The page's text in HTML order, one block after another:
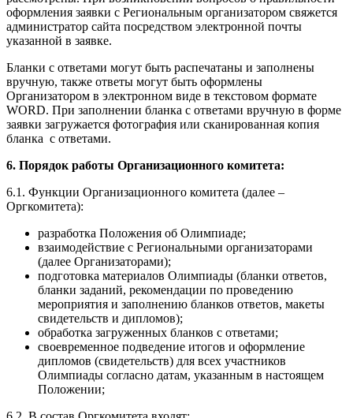
рассмотрены. При возникновении вопросов о правильности
оформления заявки с Региональным организатором свяжется
администратор сайта посредством электронной почты
указанной в заявке.
Бланки с ответами могут быть распечатаны и заполнены
вручную, также ответы могут быть оформлены
Организатором в электронном виде в текстовом формате
WORD. При заполнении бланка с ответами вручную в форме
заявки загружается фотография или сканированная копия
бланка с ответами.
6. Порядок работы Организационного комитета:
6.1. Функции Организационного комитета (далее –
Оргкомитета):
разработка Положения об Олимпиаде;
взаимодействие с Региональными организаторами
(далее Организаторами);
подготовка материалов Олимпиады (бланки ответов,
бланки заданий, рекомендации по проведению
мероприятия и заполнению бланков ответов, макеты
свидетельств и дипломов);
обработка загруженных бланков с ответами;
своевременное подведение итогов и оформление
дипломов (свидетельств) для всех участников
Олимпиады согласно датам, указанным в настоящем
Положении;